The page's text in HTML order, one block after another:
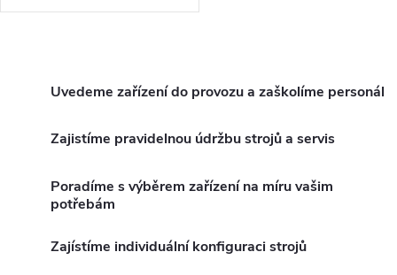
Průtok vzduchu:1 000 m³/h,
Uvedeme zařízení do provozu a zaškolíme personál
Zajistíme pravidelnou údržbu strojů a servis
Poradíme s výběrem zařízení na míru vašim
potřebám
Zajístíme individuální konfiguraci strojů